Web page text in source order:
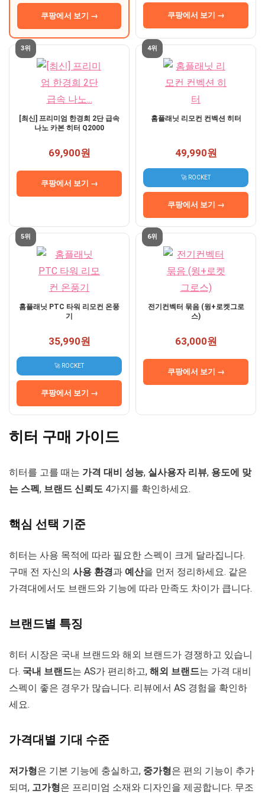
쿠팡에서 보기 → 쿠팡에서 보기 →
3위
[최신] 프리미엄 한경희 2단 급속
나노 카본 히터 Q2000
69,900원
쿠팡에서 보기 →
4위
홈플래닛 리모컨 컨벡션 히터
49,990원
🚀 ROCKET
쿠팡에서 보기 →
5위
홈플래닛 PTC 타워 리모컨 온풍
기
35,990원
🚀 ROCKET
쿠팡에서 보기 →
6위
전기컨벡터 묶음 (윙+로켓그로
스)
63,000원
쿠팡에서 보기 →
히터 구매 가이드
히터를 고를 때는 가격 대비 성능, 실사용자 리뷰, 용도에 맞
는 스펙, 브랜드 신뢰도 4가지를 확인하세요.
핵심 선택 기준
히터는 사용 목적에 따라 필요한 스펙이 크게 달라집니다.
구매 전 자신의 사용 환경과 예산을 먼저 정리하세요. 같은
가격대에서도 브랜드와 기능에 따라 만족도 차이가 큽니다.
브랜드별 특징
히터 시장은 국내 브랜드와 해외 브랜드가 경쟁하고 있습니
다. 국내 브랜드는 AS가 편리하고, 해외 브랜드는 가격 대비
스펙이 좋은 경우가 많습니다. 리뷰에서 AS 경험을 확인하
세요.
가격대별 기대 수준
저가형은 기본 기능에 충실하고, 중가형은 편의 기능이 추가
되며, 고가형은 프리미엄 소재와 디자인을 제공합니다. 무조